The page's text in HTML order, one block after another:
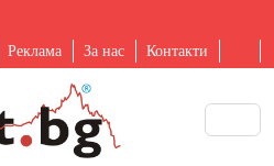
Реклама За нас Контакти